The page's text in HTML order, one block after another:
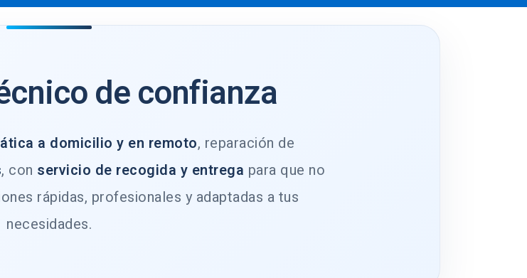
de confianza
a domicilio y en remoto, reparación de
, con servicio de recogida y entrega para que no
rápidas, profesionales y adaptadas a tus
necesidades.